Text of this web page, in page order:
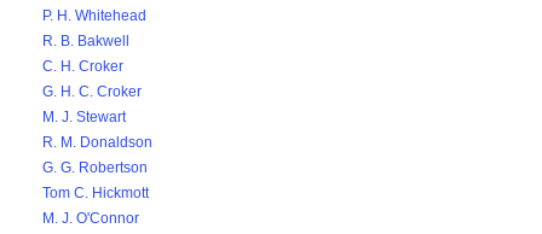
P. H. Whitehead
R. B. Bakwell
C. H. Croker
G. H. C. Croker
M. J. Stewart
R. M. Donaldson
G. G. Robertson
Tom C. Hickmott
M. J. O'Connor